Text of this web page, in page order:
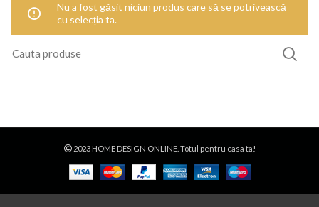
Nu a fost găsit niciun produs care să se potrivească
cu selecția ta.
2023 HOME DESIGN ONLINE. Totul pentru casa ta!